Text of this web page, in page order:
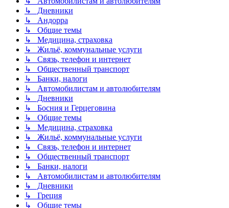
↳ Дневники
↳ Андорра
↳ Общие темы
↳ Медицина, страховка
↳ Жильё, коммунальные услуги
↳ Связь, телефон и интернет
↳ Общественный транспорт
↳ Банки, налоги
↳ Автомобилистам и автолюбителям
↳ Дневники
↳ Босния и Герцеговина
↳ Общие темы
↳ Медицина, страховка
↳ Жильё, коммунальные услуги
↳ Связь, телефон и интернет
↳ Общественный транспорт
↳ Банки, налоги
↳ Автомобилистам и автолюбителям
↳ Дневники
↳ Греция
↳ Общие темы